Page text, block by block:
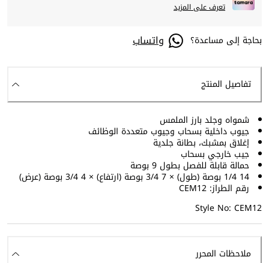
تعرف على المزيد
بحاجة إلى مساعدة؟ واتساب
تفاصيل المنتج
شمواه وجلد بارز الملمس
جيوب داخلية بسحاب وجيوب متعددة الوظائف
إغلاق بمشبك، بطانة جلدية
جيب خارجي بسحاب
حمالة قابلة للفصل بطول 9 بوصة
14 1/4 بوصة (طول) × 7 3/4 بوصة (ارتفاع) × 4 3/4 بوصة (عرض)
رقم الطراز: CEM12
Style No: CEM12
ملاحظات المحرر